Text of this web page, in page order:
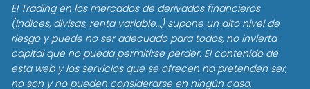
El Trading en los mercados de derivados financieros
(índices, divisas, renta variable…) supone un alto nivel de
riesgo y puede no ser adecuado para todos, no invierta
capital que no pueda permitirse perder. El contenido de
esta web y los servicios que se ofrecen no pretenden ser,
no son y no pueden considerarse en ningún caso,